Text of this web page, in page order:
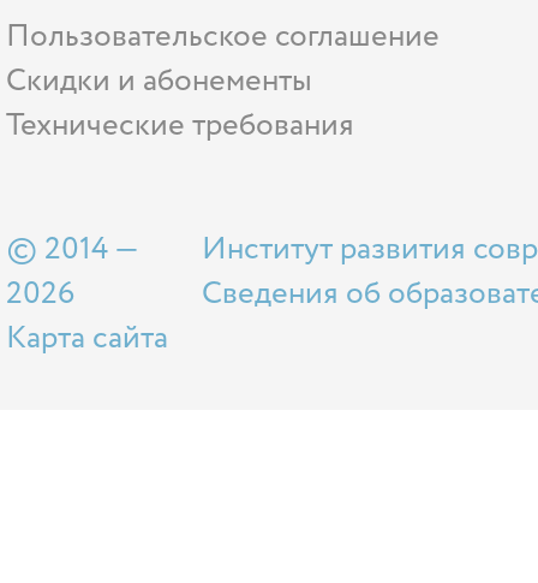
Пользовательское соглашение
Скидки и абонементы
Технические требования
© 2014 —
2026
Карта сайта
Институт развития
Сведения об